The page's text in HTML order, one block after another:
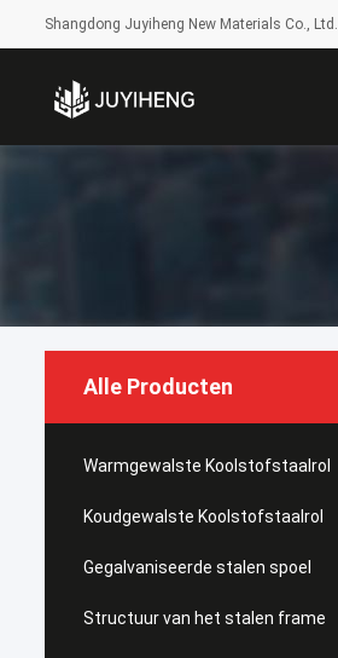
Shangdong Juyiheng New Materials Co., Ltd.
Alle Producten
Warmgewalste Koolstofstaalrol
Koudgewalste Koolstofstaalrol
Gegalvaniseerde stalen spoel
Structuur van het stalen frame